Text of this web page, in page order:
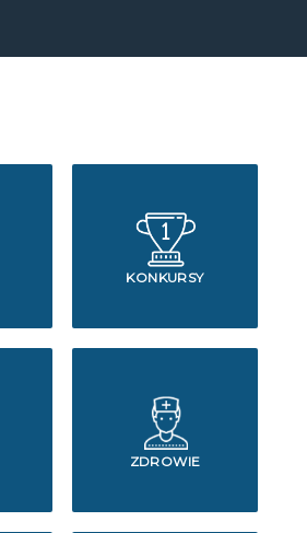
KONKURSY
ZDROWIE